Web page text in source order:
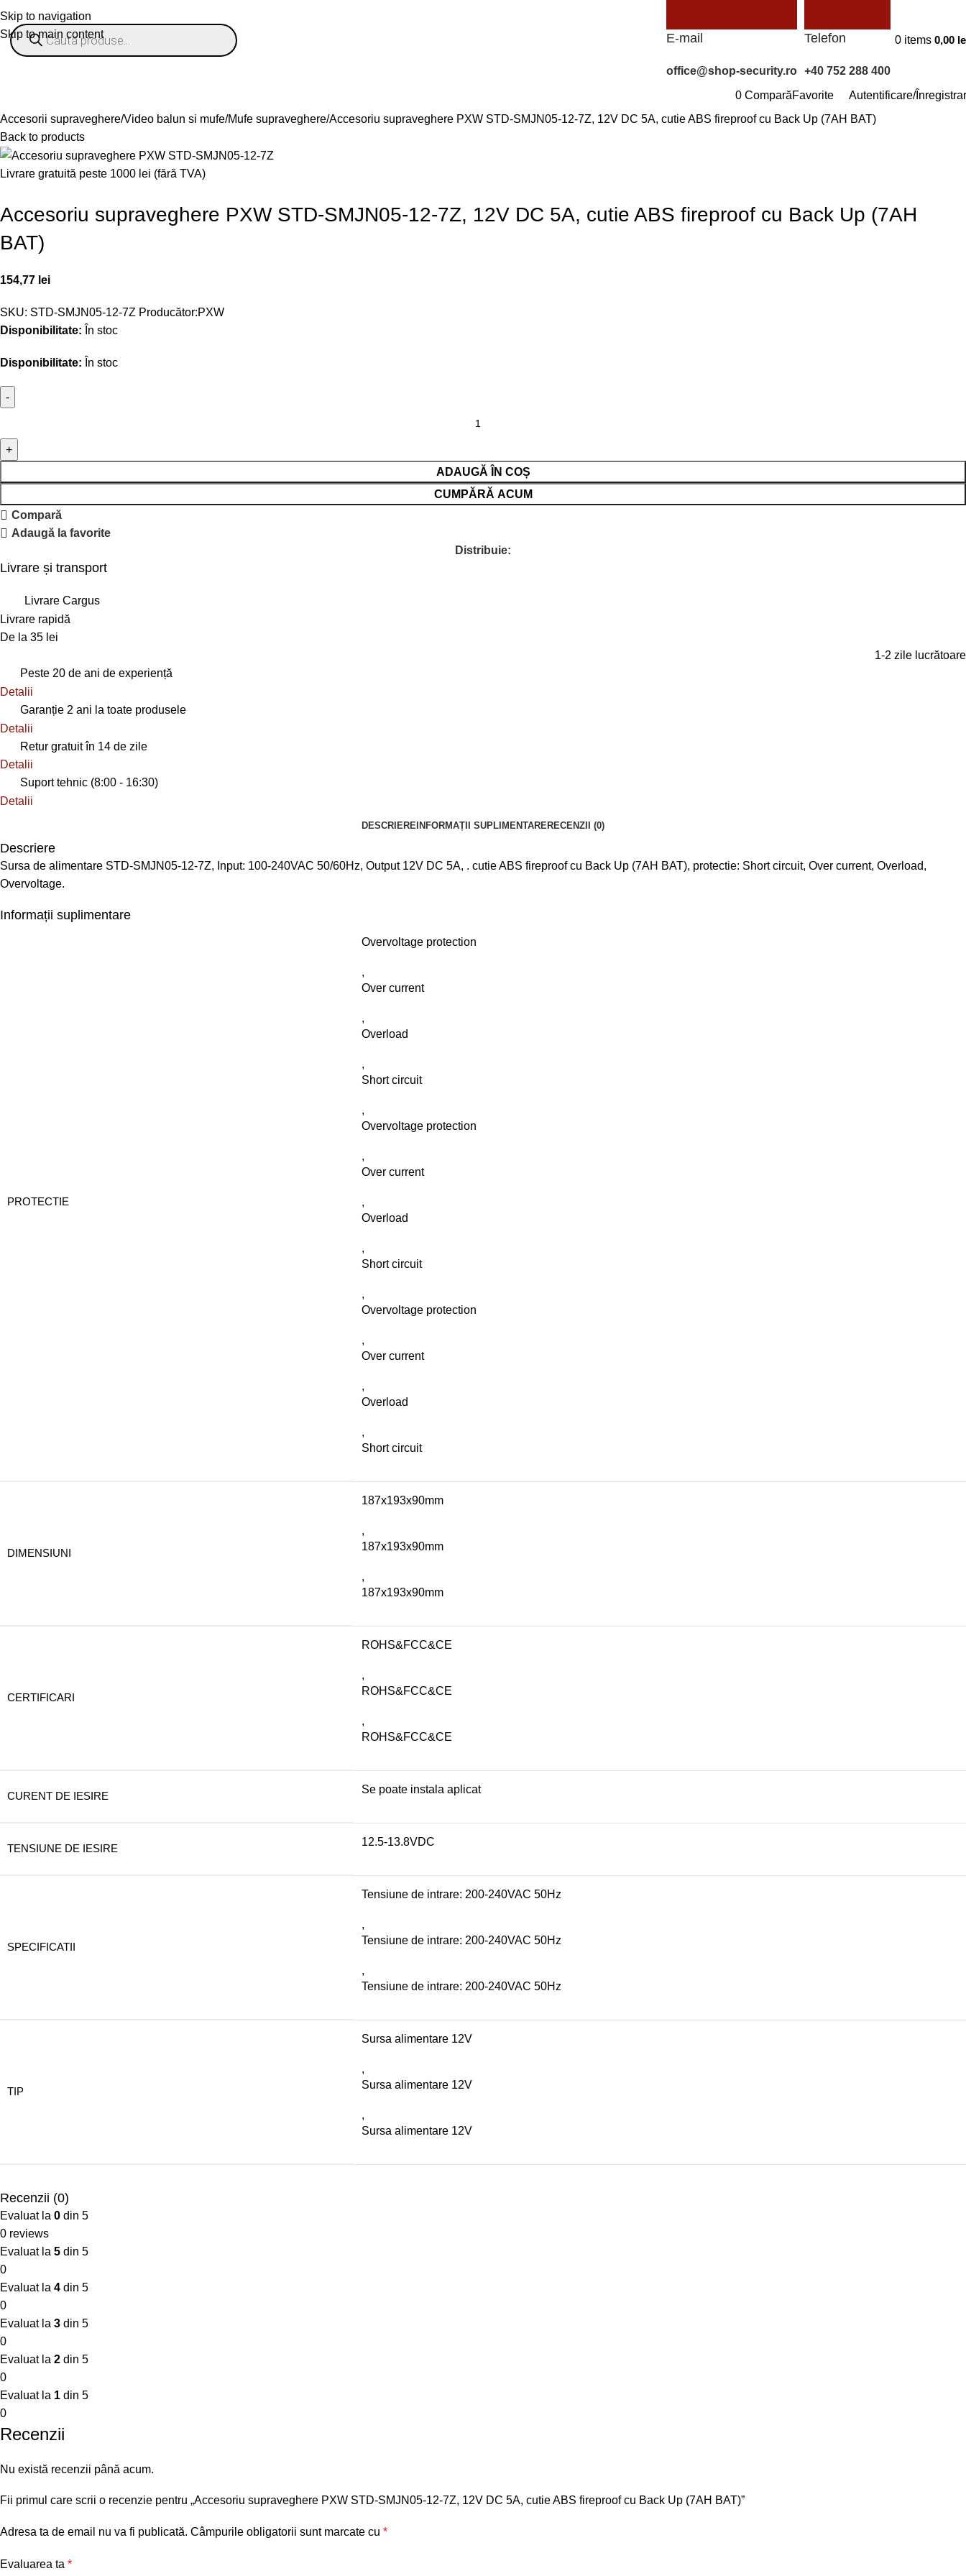
Skip to navigation
Skip to main content
E-mail
office@shop-security.ro
Telefon
+40 752 288 400
0 items 0,00
0 ComparăFavorite
Autentificare/
Accesorii supraveghere Video balun si mufe Mufe supraveghere Accesoriu supraveghere PXW STD-SMJN05-12-7Z, 12V DC 5A, cutie ABS fireproof cu Back Up (7AH BAT)
Back to products
Livrare gratuită peste 1000 lei (fără TVA)
Accesoriu supraveghere PXW STD-SMJN05-12-7Z, 12V DC 5A, cutie ABS fireproof cu Back Up (7AH
BAT)
154,77 lei
SKU: STD-SMJN05-12-7Z Producător:PXW
Disponibilitate: În stoc
Disponibilitate: În stoc
ADAUGĂ ÎN COȘ
CUMPĂRĂ ACUM
Compară
Adaugă la favorite
Distribuie:
Livrare și transport
Livrare Cargus
Livrare rapidă
De la 35 lei
1-2 zile lucrătoare
Peste 20 de ani de experiență
Detalii
Garanție 2 ani la toate produsele
Detalii
Retur gratuit în 14 de zile
Detalii
Suport tehnic (8:00 - 16:30)
Detalii
DESCRIEREINFORMAȚII SUPLIMENTARERECENZII (0)
Descriere
Sursa de alimentare STD-SMJN05-12-7Z, Input: 100-240VAC 50/60Hz, Output 12V DC 5A, . cutie ABS fireproof cu Back Up (7AH BAT), protectie: Short circuit, Over current, Overload,
Overvoltage.
Informații suplimentare
PROTECTIE
Overvoltage protection
,
Over current
,
Overload
,
Short circuit
,
Overvoltage protection
,
Over current
,
Overload
,
Short circuit
,
Overvoltage protection
,
Over current
,
Overload
,
Short circuit
DIMENSIUNI
187x193x90mm
,
187x193x90mm
,
187x193x90mm
CERTIFICARI
ROHS&FCC&CE
,
ROHS&FCC&CE
,
ROHS&FCC&CE
CURENT DE IESIRE
Se poate instala aplicat
TENSIUNE DE IESIRE
12.5-13.8VDC
SPECIFICATII
Tensiune de intrare: 200-240VAC 50Hz
,
Tensiune de intrare: 200-240VAC 50Hz
,
Tensiune de intrare: 200-240VAC 50Hz
TIP
Sursa alimentare 12V
,
Sursa alimentare 12V
,
Sursa alimentare 12V
Recenzii (0)
Evaluat la 0 din 5
0 reviews
Evaluat la 5 din 5
0
Evaluat la 4 din 5
0
Evaluat la 3 din 5
0
Evaluat la 2 din 5
0
Evaluat la 1 din 5
0
Recenzii
Nu există recenzii până acum.
Fii primul care scrii o recenzie pentru „Accesoriu supraveghere PXW STD-SMJN05-12-7Z, 12V DC 5A, cutie ABS fireproof cu Back Up (7AH BAT)”
Adresa ta de email nu va fi publicată. Câmpurile obligatorii sunt marcate cu *
Evaluarea ta *